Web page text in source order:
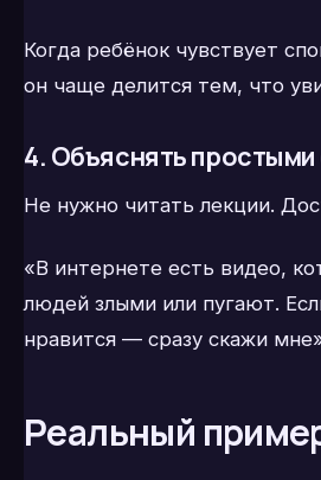
Когда ребёнок чувствует
он чаще делится тем, что
4. Объяснять
Не нужно читать лекции.
«В интернете есть видео,
людей злыми или пугают.
нравится — сразу скажи
Реальный